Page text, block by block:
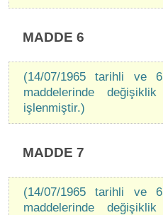
MADDE 6
(14/07/1965 tarihli ve
maddelerinde
işlenmiştir.)
MADDE 7
(14/07/1965 tarihli ve
maddelerinde